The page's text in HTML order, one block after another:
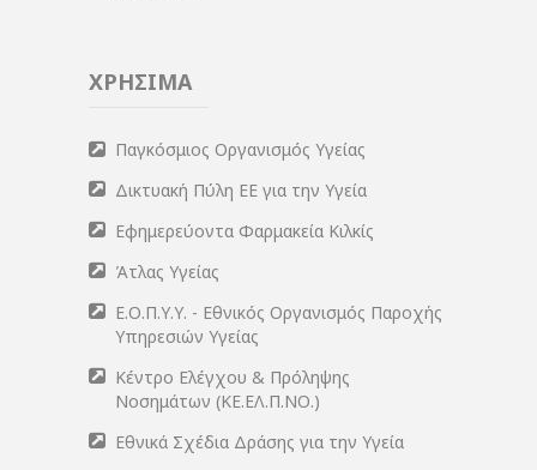
ΧΡΗΣΙΜΑ
Παγκόσμιος Οργανισμός Υγείας
Δικτυακή Πύλη ΕΕ για την Υγεία
Εφημερεύοντα Φαρμακεία Κιλκίς
Άτλας Υγείας
Ε.Ο.Π.Υ.Υ. - Εθνικός Οργανισμός Παροχής
Υπηρεσιών Υγείας
Κέντρο Ελέγχου & Πρόληψης
Νοσημάτων (ΚΕ.ΕΛ.Π.ΝΟ.)
Εθνικά Σχέδια Δράσης για την Υγεία